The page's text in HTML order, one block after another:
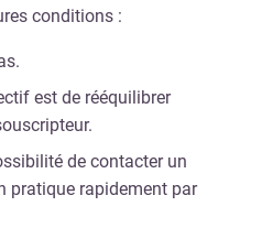
conditions :
est de rééquilibrer
de contacter un
pratique rapidement par